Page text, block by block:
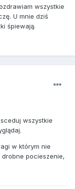
wszystkie
U mnie dziś
śpiewają.
wszystkie
w którym nie
drobne pocieszenie,